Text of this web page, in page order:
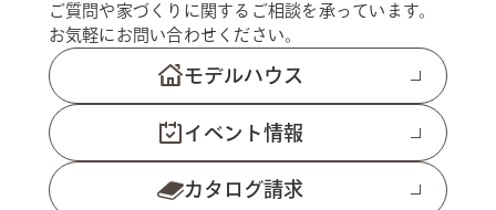
ご質問や家づくりに関するご相談を承っています。
お気軽にお問い合わせください。
モデルハウス
イベント情報
カタログ請求